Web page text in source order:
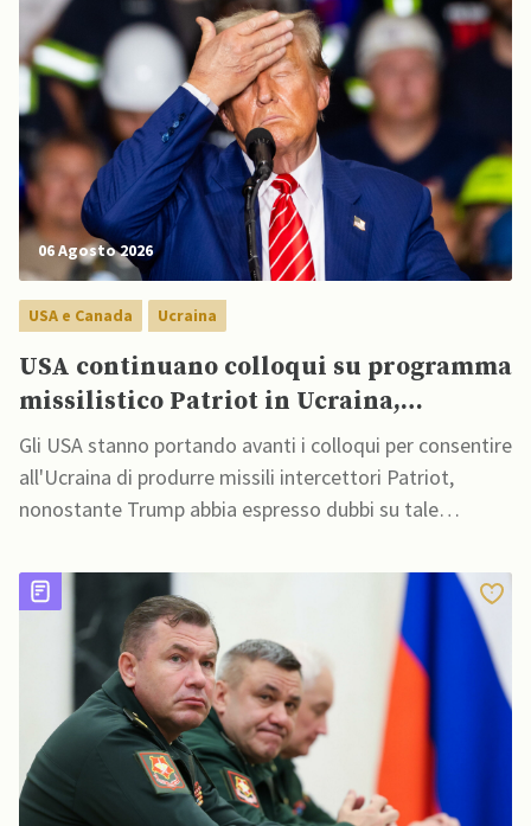
06 Agosto 2026
USA e Canada Ucraina
USA continuano colloqui su programma
missilistico Patriot in Ucraina,
nonostante dubbi di Trump, affermano
fonti
Gli USA stanno portando avanti i colloqui per consentire
all'Ucraina di produrre missili intercettori Patriot,
nonostante Trump abbia espresso dubbi su tale